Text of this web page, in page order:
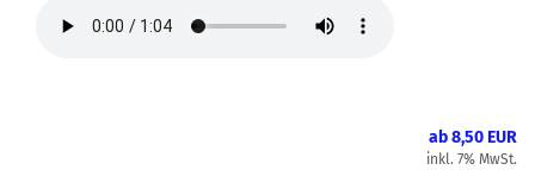
ab 8,50 EUR
inkl. 7% MwSt.